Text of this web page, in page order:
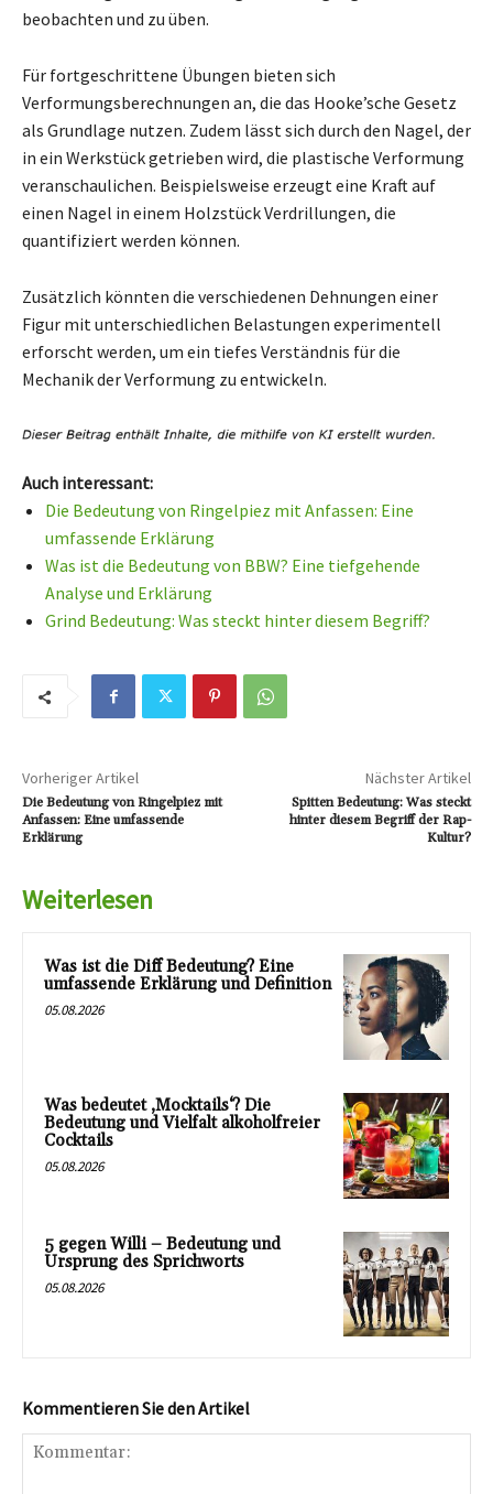
beobachten und zu üben.
Für fortgeschrittene Übungen bieten sich
Verformungsberechnungen an, die das Hooke’sche Gesetz
als Grundlage nutzen. Zudem lässt sich durch den Nagel, der
in ein Werkstück getrieben wird, die plastische Verformung
veranschaulichen. Beispielsweise erzeugt eine Kraft auf
einen Nagel in einem Holzstück Verdrillungen, die
quantifiziert werden können.
Zusätzlich könnten die verschiedenen Dehnungen einer
Figur mit unterschiedlichen Belastungen experimentell
erforscht werden, um ein tiefes Verständnis für die
Mechanik der Verformung zu entwickeln.
Auch interessant:
Die Bedeutung von Ringelpiez mit Anfassen: Eine
umfassende Erklärung
Was ist die Bedeutung von BBW? Eine tiefgehende
Analyse und Erklärung
Grind Bedeutung: Was steckt hinter diesem Begriff?
Vorheriger Artikel
Die Bedeutung von Ringelpiez mit
Anfassen: Eine umfassende
Erklärung
Nächster Artikel
Spitten Bedeutung: Was steckt
hinter diesem Begriff der Rap-
Kultur?
Weiterlesen
Was ist die Diff Bedeutung? Eine
umfassende Erklärung und Definition
05.08.2026
Was bedeutet ‚Mocktails‘? Die
Bedeutung und Vielfalt alkoholfreier
Cocktails
05.08.2026
5 gegen Willi – Bedeutung und
Ursprung des Sprichworts
05.08.2026
Kommentieren Sie den Artikel